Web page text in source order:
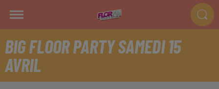
BIG FLOOR PARTY SAMEDI 15
AVRIL